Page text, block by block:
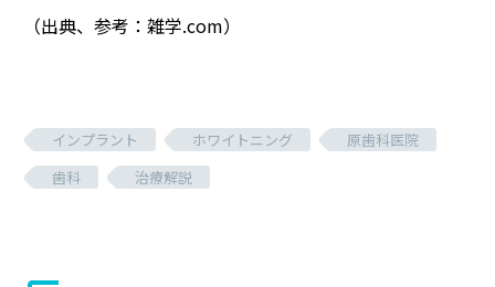
（出典、参考：雑学.com）
インプラント ホワイトニング
原歯科医院
歯科
治療解説